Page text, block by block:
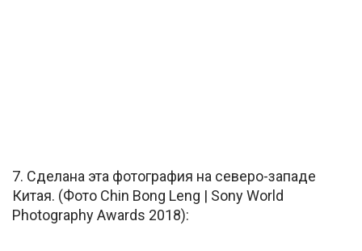
7. Сделана эта фотография на северо-западе
Китая. (Фото Chin Bong Leng | Sony World
Photography Awards 2018):